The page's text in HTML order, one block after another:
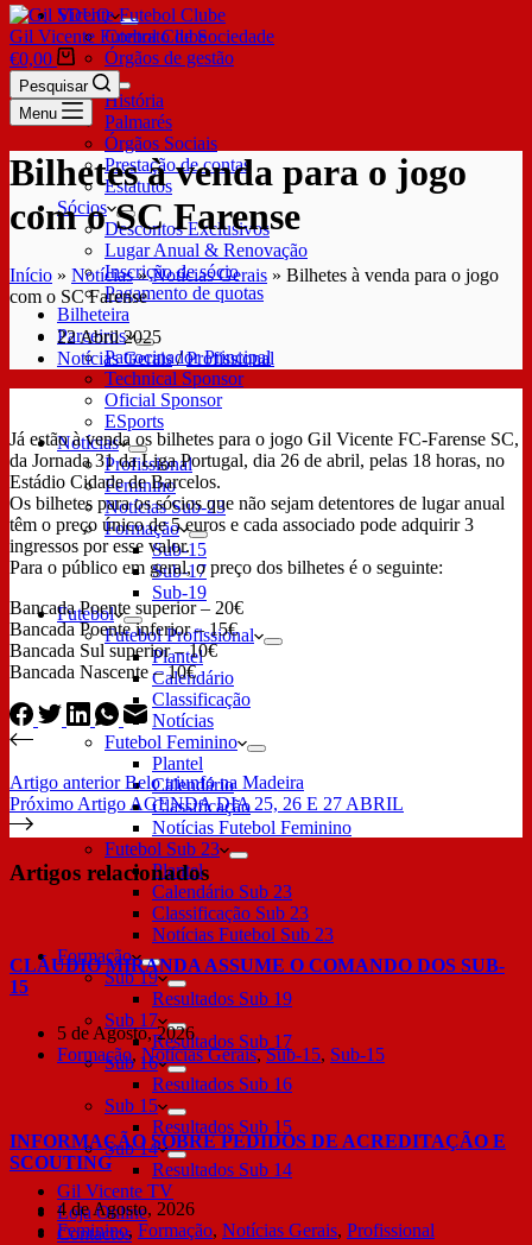
SDUQ
Contrato de Sociedade
Órgãos de gestão
Clube
História
Palmarés
Órgãos Sociais
Prestação de contas
Estatutos
Sócios
Descontos Exclusivos
Lugar Anual & Renovação
Inscrição de sócio
Pagamento de quotas
Bilheteira
Parceiros
Patrocinador Principal
Technical Sponsor
Oficial Sponsor
ESports
Notícias
Profissional
Feminino
Notícias Sub-23
Formação
Sub-15
Sub-17
Sub-19
Futebol
Futebol Profissional
Plantel
Calendário
Classificação
Notícias
Futebol Feminino
Plantel
Calendário
Classificação
Notícias Futebol Feminino
Futebol Sub 23
Plantel
Calendário Sub 23
Classificação Sub 23
Notícias Futebol Sub 23
Formação
Sub 19
Resultados Sub 19
Sub 17
Resultados Sub 17
Sub 16
Resultados Sub 16
Sub 15
Resultados Sub 15
Sub 14
Resultados Sub 14
Gil Vicente TV
Loja Online
Contactos
Gil Vicente Futebol Clube
€0,00
Pesquisar
Menu
Bilhetes à venda para o jogo
com o SC Farense
Início » Notícias»Notícias Gerais » Bilhetes à venda para o jogo
com o SC Farense
22 Abril 2025
Notícias Gerais/Profissional
Já estão à venda os bilhetes para o jogo Gil Vicente FC-Farense SC,
da Jornada 31 da Liga Portugal, dia 26 de abril, pelas 18 horas, no
Estádio Cidade de Barcelos.
Os bilhetes para os sócios que não sejam detentores de lugar anual
têm o preço único de 5 euros e cada associado pode adquirir 3
ingressos por esse valor.
Para o público em geral, o preço dos bilhetes é o seguinte:
Bancada Poente superior – 20€
Bancada Poente inferior – 15€
Bancada Sul superior – 10€
Bancada Nascente – 10€
Artigo anteriorBelo triunfo na Madeira
Próximo Artigo AGENDA DIA 25, 26 E 27 ABRIL
Artigos relacionados
CLÁUDIO MIRANDA ASSUME O COMANDO DOS SUB-
15
5 de Agosto, 2026
Formação,Notícias Gerais,Sub-15, Sub-15
INFORMAÇÃO SOBRE PEDIDOS DE ACREDITAÇÃO E
SCOUTING
4 de Agosto, 2026
Feminino, Formação, Notícias Gerais, Profissional